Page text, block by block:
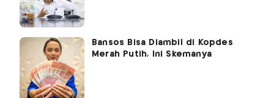
Bansos Bisa Diambil di Kopdes
Merah Putih, Ini Skemanya